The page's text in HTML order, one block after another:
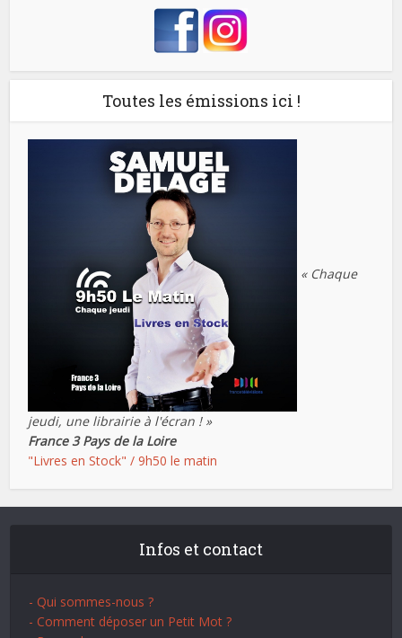
Toutes les émissions ici !
« Chaque
jeudi, une librairie à l'écran ! »
France 3 Pays de la Loire
"Livres en Stock" / 9h50 le matin
Infos et contact
- Qui sommes-nous ?
- Comment déposer un Petit Mot ?